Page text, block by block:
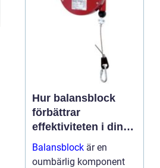
egenutvecklade m2, m3,
Hur balansblock
förbättrar
effektiviteten i din
arbetsmiljö
Balansblock är en
oumbärlig komponent